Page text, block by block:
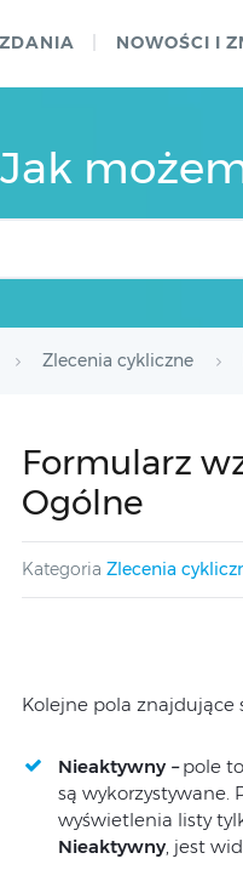
NOWOŚCI I
Jak
Zlecenia cykliczne
Formularz
Ogólne
Kategoria Zlecenia
Kolejne pola znajdujące
Nieaktywny –pole
są wykorzystywane.
wyświetlenia listy
Nieaktywny, jest